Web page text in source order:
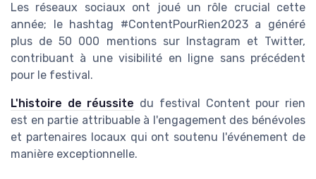
Les réseaux sociaux ont joué un rôle crucial cette
année; le hashtag #ContentPourRien2023 a généré
plus de 50 000 mentions sur Instagram et Twitter,
contribuant à une visibilité en ligne sans précédent
pour le festival.
L'histoire de réussite du festival Content pour rien
est en partie attribuable à l'engagement des bénévoles
et partenaires locaux qui ont soutenu l'événement de
manière exceptionnelle.